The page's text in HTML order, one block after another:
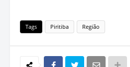
Tags Piritiba Região